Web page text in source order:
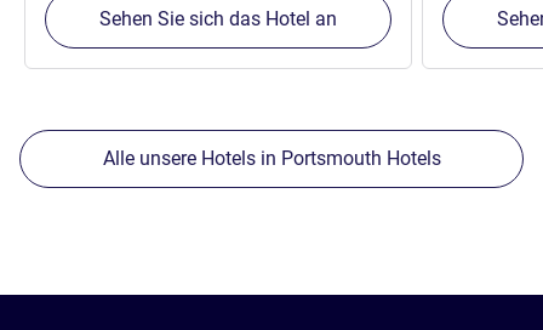
Sehen Sie sich das Hotel an
Alle unsere Hotels in Portsmouth Hotels